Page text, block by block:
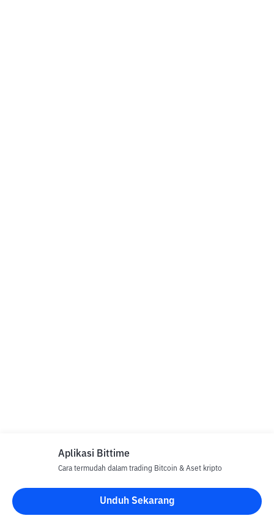
Aplikasi Bittime
Cara termudah dalam trading Bitcoin & Aset kripto
Unduh Sekarang